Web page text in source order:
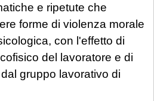
e ripetute che
forme di violenza morale
con l'effetto di
del lavoratore e di
gruppo lavorativo di